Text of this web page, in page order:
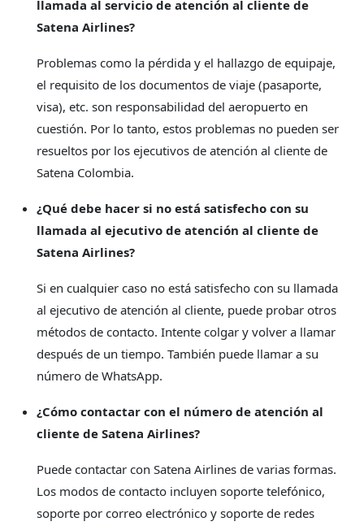
llamada al servicio de atención al cliente de
Satena Airlines?
Problemas como la pérdida y el hallazgo de equipaje,
el requisito de los documentos de viaje (pasaporte,
visa), etc. son responsabilidad del aeropuerto en
cuestión. Por lo tanto, estos problemas no pueden ser
resueltos por los ejecutivos de atención al cliente de
Satena Colombia.
¿Qué debe hacer si no está satisfecho con su
llamada al ejecutivo de atención al cliente de
Satena Airlines?
Si en cualquier caso no está satisfecho con su llamada
al ejecutivo de atención al cliente, puede probar otros
métodos de contacto. Intente colgar y volver a llamar
después de un tiempo. También puede llamar a su
número de WhatsApp.
¿Cómo contactar con el número de atención al
cliente de Satena Airlines?
Puede contactar con Satena Airlines de varias formas.
Los modos de contacto incluyen soporte telefónico,
soporte por correo electrónico y soporte de redes